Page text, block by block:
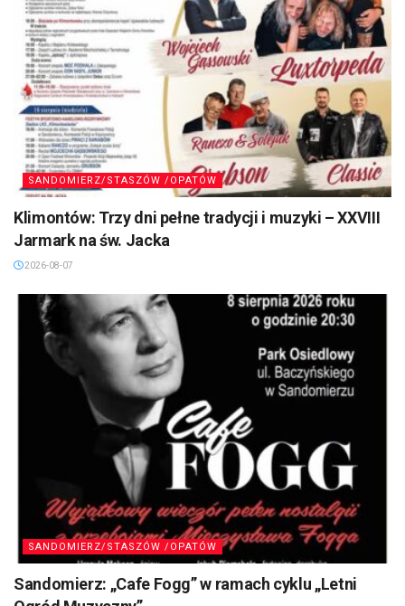
SANDOMIERZ/STASZÓW /OPATÓW
Klimontów: Trzy dni pełne tradycji i muzyki – XXVIII
Jarmark na św. Jacka
2026-08-07
SANDOMIERZ/STASZÓW /OPATÓW
Sandomierz: „Cafe Fogg” w ramach cyklu „Letni